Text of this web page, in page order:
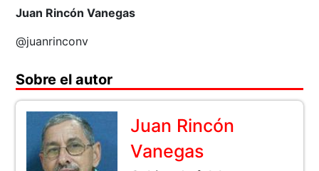
Juan Rincón Vanegas
@juanrinconv
Sobre el autor
Juan Rincón
Vanegas